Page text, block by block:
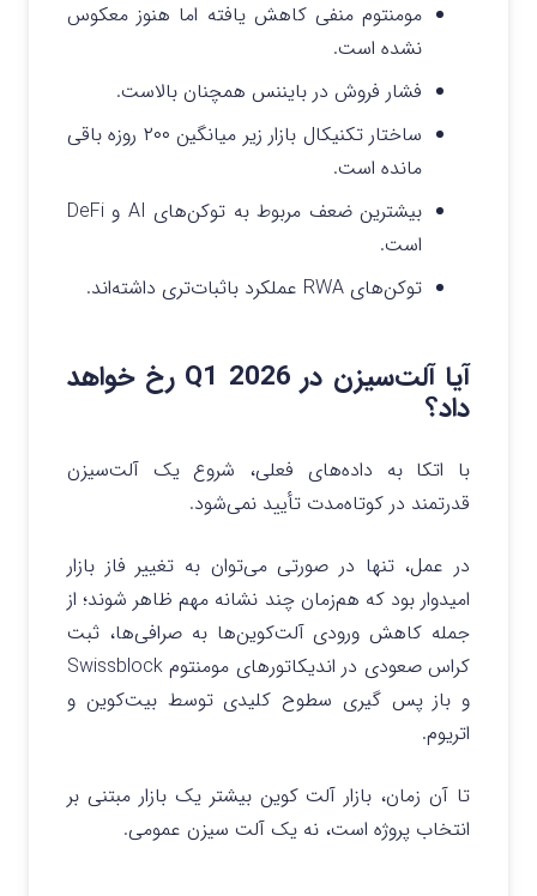
مومنتوم منفی کاهش یافته اما هنوز معکوس
نشده است.
فشار فروش در بایننس همچنان بالاست.
ساختار تکنیکال بازار زیر میانگین ۲۰۰ روزه باقی
مانده است.
بیشترین ضعف مربوط به توکن‌های AI و DeFi
است.
توکن‌های RWA عملکرد باثبات‌تری داشته‌اند.
آیا آلت‌سیزن در Q1 2026 رخ خواهد
داد؟
با اتکا به داده‌های فعلی، شروع یک آلت‌سیزن
قدرتمند در کوتاه‌مدت تأیید نمی‌شود.
در عمل، تنها در صورتی می‌توان به تغییر فاز بازار
امیدوار بود که هم‌زمان چند نشانه مهم ظاهر شوند؛ از
جمله کاهش ورودی آلت‌کوین‌ها به صرافی‌ها، ثبت
کراس صعودی در اندیکاتورهای مومنتوم Swissblock
و باز پس‌ گیری سطوح کلیدی توسط بیت‌کوین و
اتریوم.
تا آن زمان، بازار آلت‌ کوین بیشتر یک بازار مبتنی بر
انتخاب پروژه است، نه یک آلت‌ سیزن عمومی.